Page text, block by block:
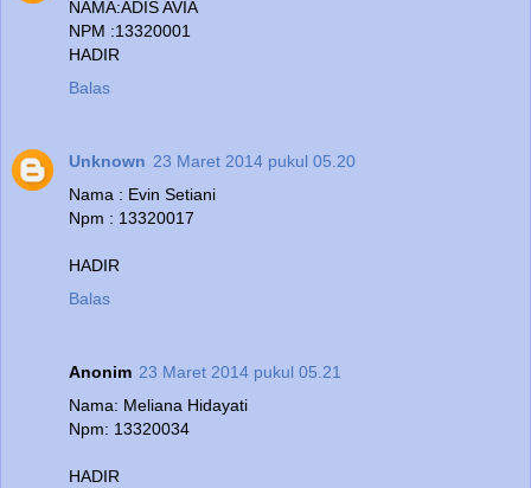
NAMA:ADIS AVIA
NPM :13320001
HADIR
Balas
Unknown 23 Maret 2014 pukul 05.20
Nama : Evin Setiani
Npm : 13320017
HADIR
Balas
Anonim 23 Maret 2014 pukul 05.21
Nama: Meliana Hidayati
Npm: 13320034
HADIR